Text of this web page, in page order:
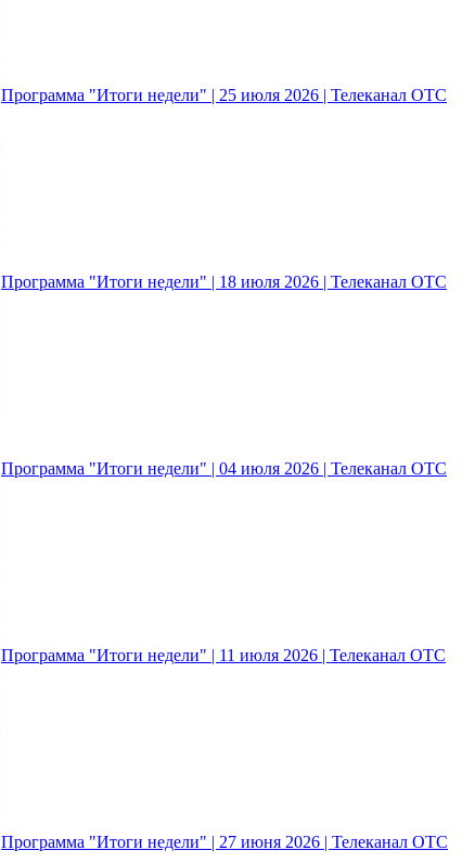
Программа "Итоги недели" | 25 июля 2026 | Телеканал ОТС
Программа "Итоги недели" | 18 июля 2026 | Телеканал ОТС
Программа "Итоги недели" | 04 июля 2026 | Телеканал ОТС
Программа "Итоги недели" | 11 июля 2026 | Телеканал ОТС
Программа "Итоги недели" | 27 июня 2026 | Телеканал ОТС